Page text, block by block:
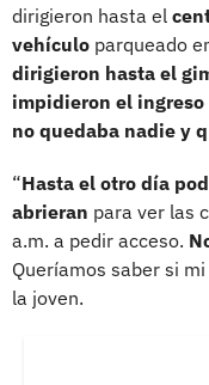
dirigieron hasta el
vehículo parqueado
dirigieron hasta el
impidieron el ingreso
no quedaba nadie y
“Hasta el otro día
abrieran para ver las
a.m. a pedir acceso.
Queríamos saber si
la joven.